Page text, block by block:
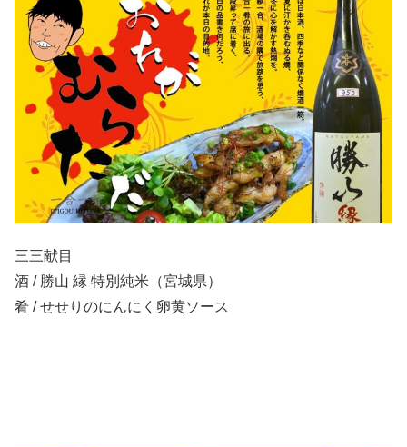
三三献目
酒 / 勝山 縁 特別純米（宮城県）
肴 / せせりのにんにく卵黄ソース